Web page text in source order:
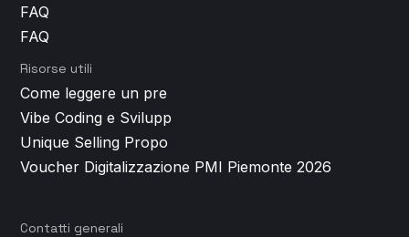
FAQ
FAQ
Risorse utili
Voucher Digitalizzazione PMI Piemonte 2026
Contatti generali